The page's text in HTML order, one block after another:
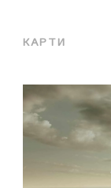
КАРТИ